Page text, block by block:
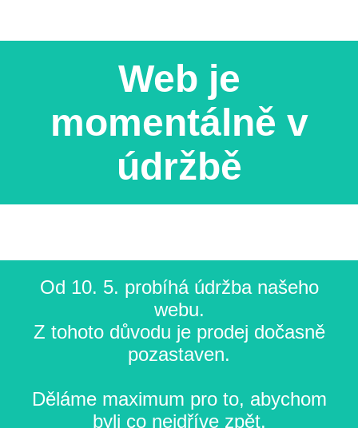
Web je
momentálně v
údržbě
Od 10. 5. probíhá údržba našeho
webu.
Z tohoto důvodu je prodej dočasně
pozastaven.
Děláme maximum pro to, abychom
byli co nejdříve zpět.